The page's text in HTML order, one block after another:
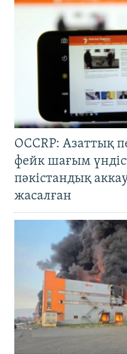
OCCRP: Азаттық
фейк шағым
пәкістандық
жасалған